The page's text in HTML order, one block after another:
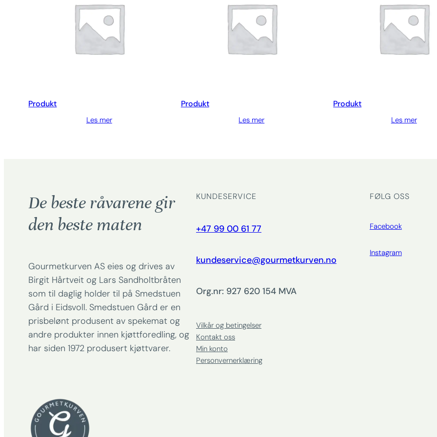
Produkt
Les mer
Produkt
Les mer
Produkt
Les mer
De beste råvarene gir
den beste maten
Gourmetkurven AS eies og drives av
Birgit Hårtveit og Lars Sandholtbråten
som til daglig holder til på Smedstuen
Gård i Eidsvoll. Smedstuen Gård er en
prisbelønt produsent av spekemat og
andre produkter innen kjøttforedling, og
har siden 1972 produsert kjøttvarer.
KUNDESERVICE
+47 99 00 61 77
kundeservice@gourmetkurven.no
Org.nr: 927 620 154 MVA
Vilkår og betingelser
Kontakt oss
Min konto
Personvernerklæring
FØLG OSS
Facebook
Instagram